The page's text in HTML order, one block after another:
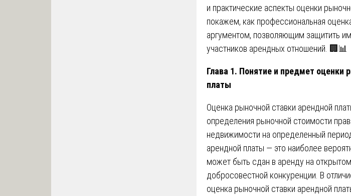
и практические аспекты оценки
покажем, как профессиональная
аргументом, позволяющим защитить
участников арендных отношений. 🏢📊
Глава 1. Понятие и предмет оценки
платы
Оценка рыночной ставки арендной
определения рыночной стоимости
недвижимости на определенный
арендной платы — это наиболее
может быть сдан в аренду на
добросовестной конкуренции. В
оценка рыночной ставки арендной